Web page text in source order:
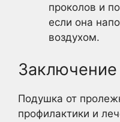
проколов и
если она
воздухом.
Заключение
Подушка от
профилактики и